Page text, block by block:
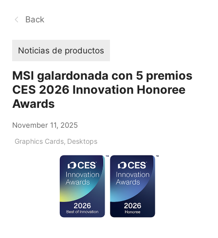
Back
Noticias de productos
MSI galardonada con 5 premios
CES 2026 Innovation Honoree
Awards
November 11, 2025
Graphics Cards, Desktops